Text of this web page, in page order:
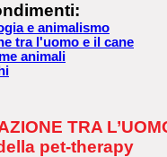
e animalismo
tra l'uomo e il cane
animali
TRA
pet-therapy